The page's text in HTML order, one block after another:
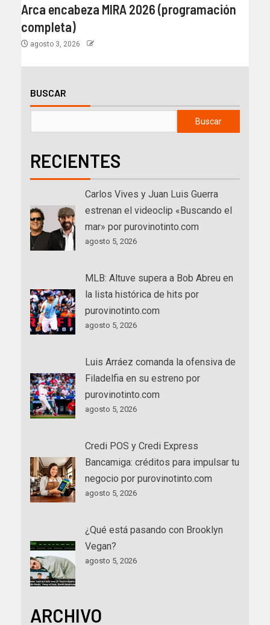
Arca encabeza MIRA 2026 (programación
completa)
agosto 3, 2026
BUSCAR
Buscar
RECIENTES
Carlos Vives y Juan Luis Guerra
estrenan el videoclip «Buscando el
mar» por purovinotinto.com
agosto 5, 2026
MLB: Altuve supera a Bob Abreu en
la lista histórica de hits por
purovinotinto.com
agosto 5, 2026
Luis Arráez comanda la ofensiva de
Filadelfia en su estreno por
purovinotinto.com
agosto 5, 2026
Credi POS y Credi Express
Bancamiga: créditos para impulsar tu
negocio por purovinotinto.com
agosto 5, 2026
¿Qué está pasando con Brooklyn
Vegan?
agosto 5, 2026
ARCHIVO